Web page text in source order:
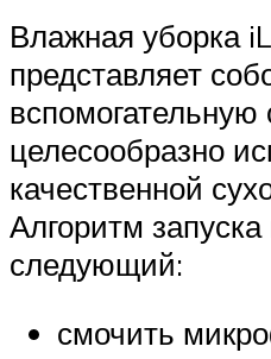
Влажная уборка
представляет
целесообразно
качественной
Алгоритм
следующий:
смочить